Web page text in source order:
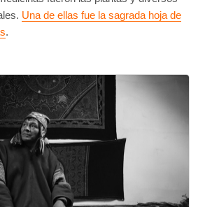
Una de ellas fue la sagrada hoja de
.